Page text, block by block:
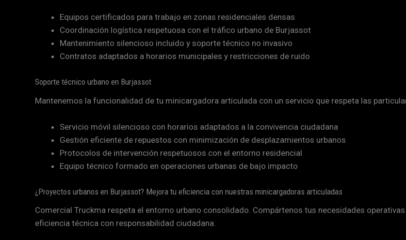
Equipos certificados para trabajo en zonas residenciales densas
Coordinación logística respetuosa con el tráfico urbano de Burjassot
Mantenimiento silencioso incluido y soporte técnico no invasivo
Contratos adaptados a horarios municipales y restricciones de ruido
Soporte técnico urbano en Burjassot
Mantenemos la funcionalidad de tu minicargadora articulada con un servicio que respeta las
Servicio móvil silencioso con horarios adaptados a la convivencia ciudadana
Gestión eficiente de repuestos con minimización de desplazamientos urbanos
Protocolos de intervención respetuosos con el entorno residencial
Equipo técnico formado en operaciones urbanas de bajo impacto
¿Proyectos urbanos en Burjassot? Mejora tu eficiencia con nuestras minicargadoras articuladas
Comercial Truckma respeta el entorno urbano consolidado. Compártenos tus necesidades
eficiencia técnica con responsabilidad ciudadana.